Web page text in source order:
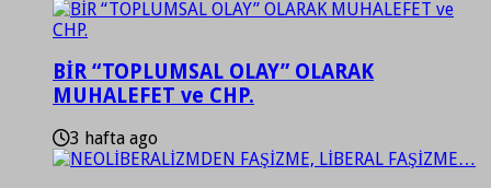
BİR “TOPLUMSAL OLAY” OLARAK
MUHALEFET ve CHP.
3 hafta ago